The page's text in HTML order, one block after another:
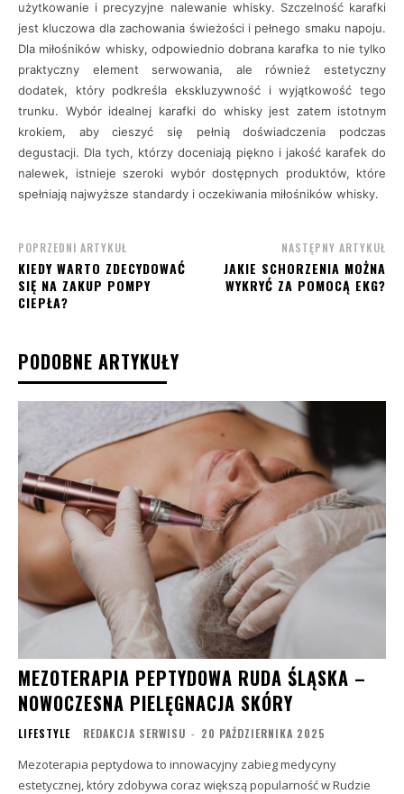
użytkowanie i precyzyjne nalewanie whisky. Szczelność karafki
jest kluczowa dla zachowania świeżości i pełnego smaku napoju.
Dla miłośników whisky, odpowiednio dobrana karafka to nie tylko
praktyczny element serwowania, ale również estetyczny
dodatek, który podkreśla ekskluzywność i wyjątkowość tego
trunku. Wybór idealnej karafki do whisky jest zatem istotnym
krokiem, aby cieszyć się pełnią doświadczenia podczas
degustacji. Dla tych, którzy doceniają piękno i jakość karafek do
nalewek, istnieje szeroki wybór dostępnych produktów, które
spełniają najwyższe standardy i oczekiwania miłośników whisky.
POPRZEDNI ARTYKUŁ
KIEDY WARTO ZDECYDOWAĆ
SIĘ NA ZAKUP POMPY
CIEPŁA?
NASTĘPNY ARTYKUŁ
JAKIE SCHORZENIA MOŻNA
WYKRYĆ ZA POMOCĄ EKG?
PODOBNE ARTYKUŁY
MEZOTERAPIA PEPTYDOWA RUDA ŚLĄSKA –
NOWOCZESNA PIELĘGNACJA SKÓRY
LIFESTYLE REDAKCJA SERWISU - 20 PAŹDZIERNIKA 2025
Mezoterapia peptydowa to innowacyjny zabieg medycyny
estetycznej, który zdobywa coraz większą popularność w Rudzie